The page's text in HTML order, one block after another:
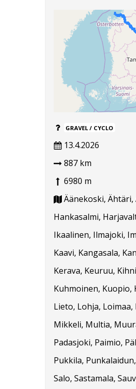
GRAVEL / CYCLO
13.4.2026
887 km
6980 m
Äänekoski, Ähtäri,
Hankasalmi,
Ikaalinen, Ilmajoki,
Kaavi, Kangasala,
Kerava, Keuruu,
Kuhmoinen, Kuopio,
Lieto, Lohja,
Mikkeli, Multia,
Padasjoki, Paimio,
Pukkila,
Salo, Sastamala,